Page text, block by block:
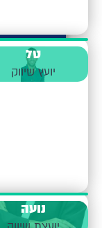
טל
יועץ שיווק
נועה